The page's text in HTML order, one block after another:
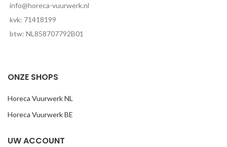
info@horeca-vuurwerk.nl
kvk: 71418199
btw: NL858707792B01
ONZE SHOPS
Horeca Vuurwerk NL
Horeca Vuurwerk BE
UW ACCOUNT